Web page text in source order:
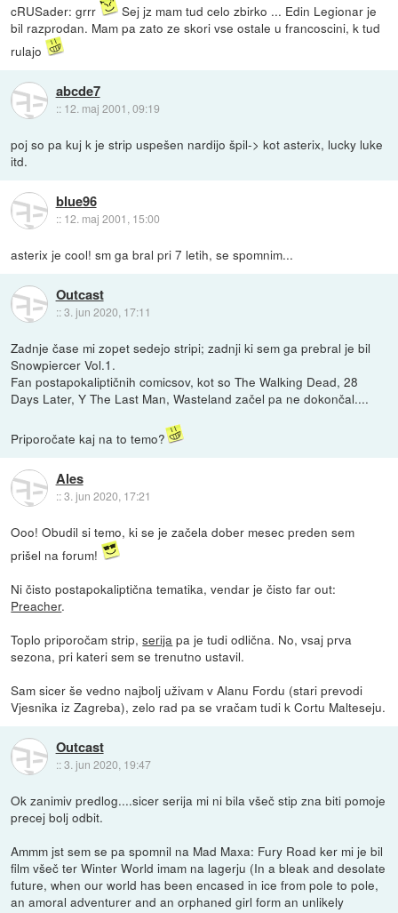
cRUSader: grrr
Sej jz mam tud celo zbirko ... Edin Legionar je
bil razprodan. Mam pa zato ze skori vse ostale u francoscini, k tud
rulajo
abcde7
:: 12. maj 2001, 09:19
poj so pa kuj k je strip uspešen nardijo špil-> kot asterix, lucky luke
itd.
blue96
:: 12. maj 2001, 15:00
asterix je cool! sm ga bral pri 7 letih, se spomnim...
Outcast
::3. jun 2020, 17:11
Zadnje čase mi zopet sedejo stripi; zadnji ki sem ga prebral je bil
Snowpiercer Vol.1.
Fan postapokaliptičnih comicsov, kot so The Walking Dead, 28
Days Later, Y The Last Man, Wasteland začel pa ne dokončal....
Priporočate kaj na to temo?
Ales
::3. jun 2020, 17:21
Ooo! Obudil si temo, ki se je začela dober mesec preden sem
prišel na forum!
Ni čisto postapokaliptična tematika, vendar je čisto far out:
Preacher.
Toplo priporočam strip,serija pa je tudi odlična. No, vsaj prva
sezona, pri kateri sem se trenutno ustavil.
Sam sicer še vedno najbolj uživam v Alanu Fordu (stari prevodi
Vjesnika iz Zagreba), zelo rad pa se vračam tudi k Cortu Malteseju.
Outcast
::3. jun 2020, 19:47
Ok zanimiv predlog....sicer serija mi ni bila všeč stip zna biti pomoje
precej bolj odbit.
Ammm jst sem se pa spomnil na Mad Maxa: Fury Road ker mi je bil
film všeč ter Winter World imam na lagerju (In a bleak and desolate
future, when our world has been encased in ice from pole to pole,
an amoral adventurer and an orphaned girl form an unlikely